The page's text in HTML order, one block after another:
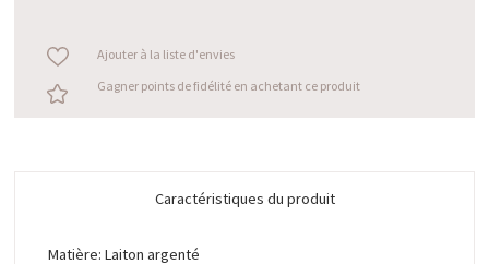
Ajouter à la liste d'envies
Gagner points de fidélité en achetant ce produit
Caractéristiques du produit
Matière: Laiton argenté